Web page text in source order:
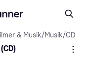
& Musik/Musik/CD